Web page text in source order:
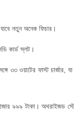
নতুন অনেক ফিচার।
কার্ড স্লট।
৩৩ ওয়াটের ফাস্ট চার্জার,
৯৯৯ টাকা। অথরাইজড